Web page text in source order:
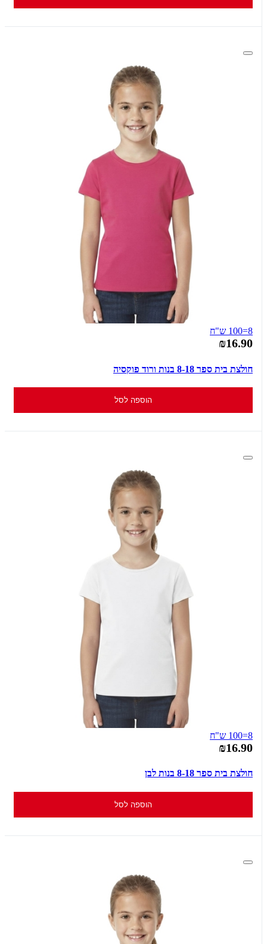
8=100 ש"ח
₪16.90
חולצת בית ספר 8-18 בנות ורוד פוקסיה
הוספה לסל
8=100 ש"ח
₪16.90
חולצת בית ספר 8-18 בנות לבן
הוספה לסל